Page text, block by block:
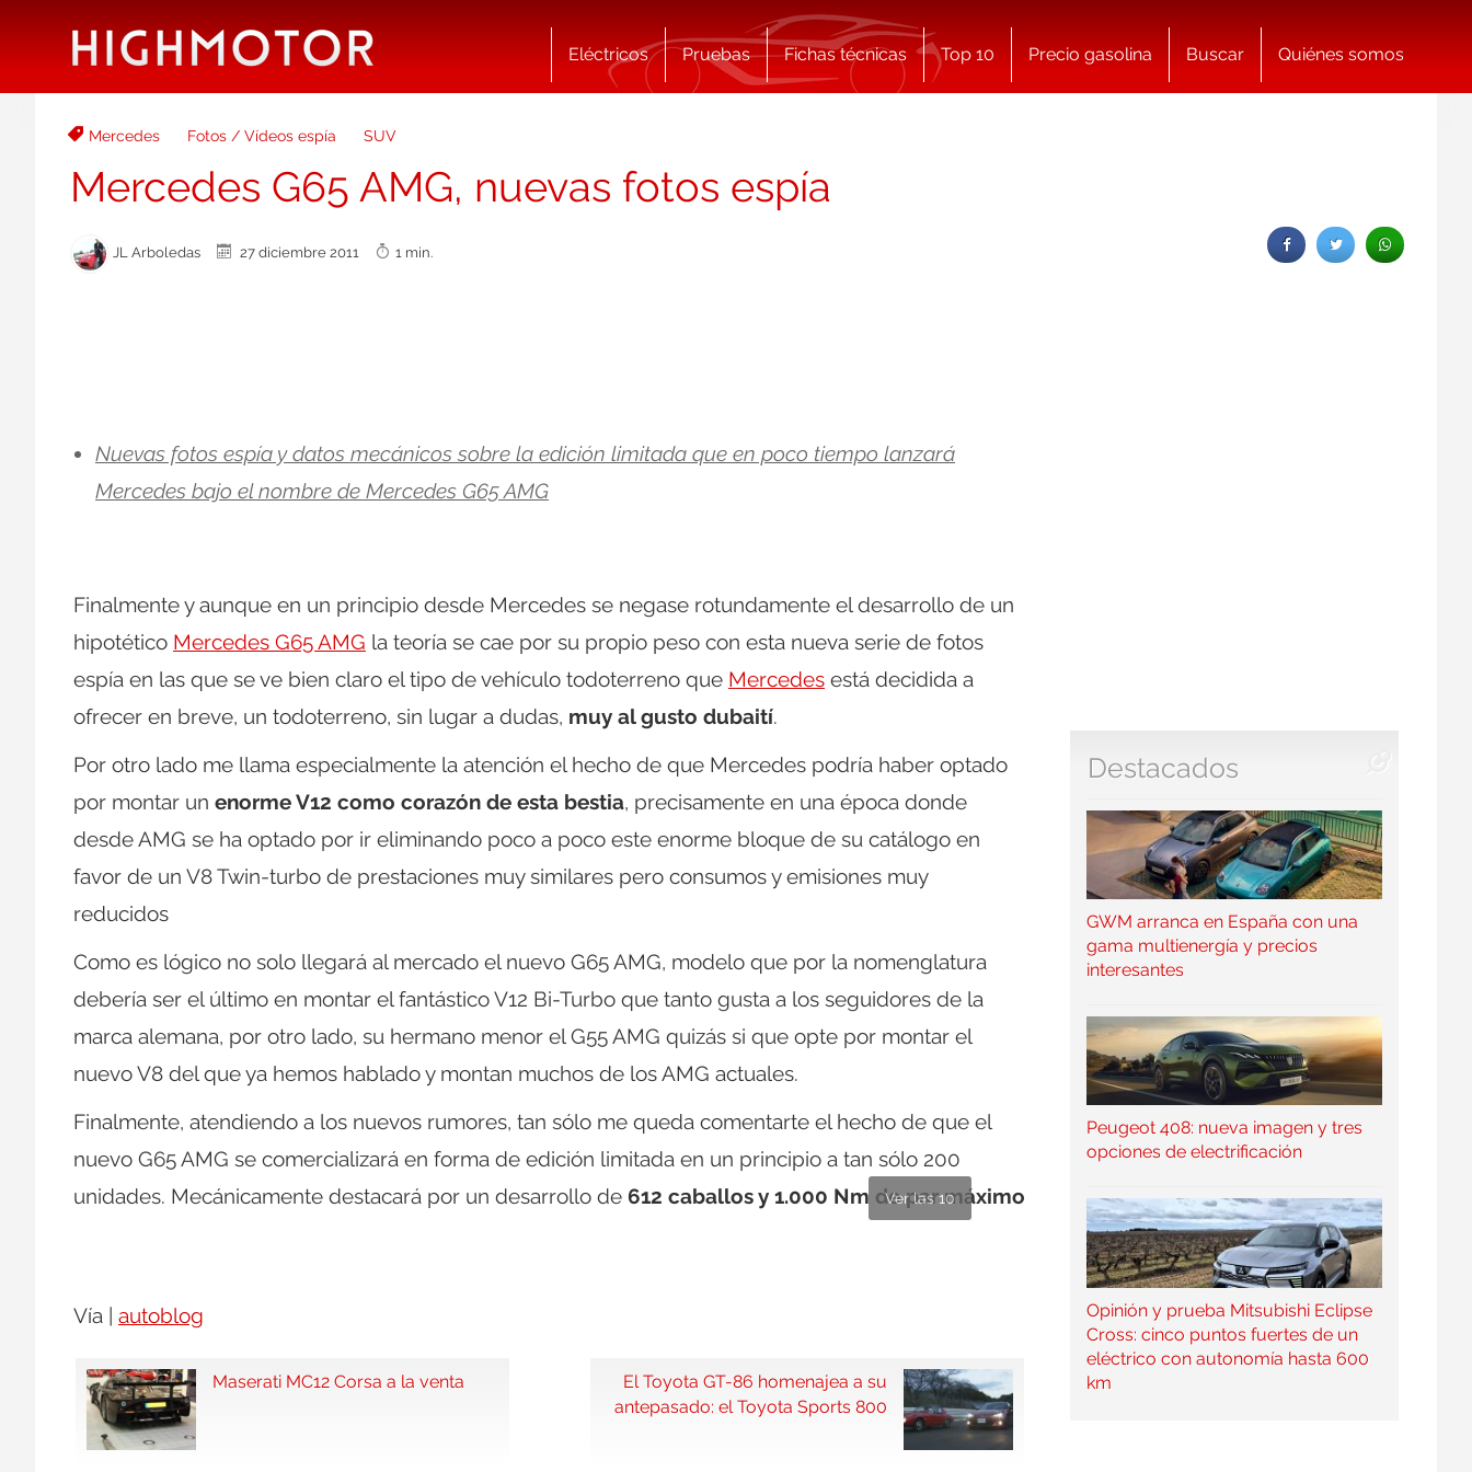
Eléctricos Pruebas Fichas técnicas Top 10 Precio gasolina Buscar Quiénes somos
Mercedes Fotos / Vídeos espía SUV
Mercedes G65 AMG, nuevas fotos espía
JL Arboledas 27 diciembre 2011 1 min.
Nuevas fotos espía y datos mecánicos sobre la edición limitada que en poco tiempo lanzará
Mercedes bajo el nombre de Mercedes G65 AMG
Finalmente y aunque en un principio desde Mercedes se negase rotundamente el desarrollo de un
hipotético Mercedes G65 AMG la teoría se cae por su propio peso con esta nueva serie de fotos
espía en las que se ve bien claro el tipo de vehículo todoterreno que Mercedes está decidida a
ofrecer en breve, un todoterreno, sin lugar a dudas, muy al gusto dubaití.
Por otro lado me llama especialmente la atención el hecho de que Mercedes podría haber optado
por montar un enorme V12 como corazón de esta bestia, precisamente en una época donde
desde AMG se ha optado por ir eliminando poco a poco este enorme bloque de su catálogo en
favor de un V8 Twin-turbo de prestaciones muy similares pero consumos y emisiones muy
reducidos
Como es lógico no solo llegará al mercado el nuevo G65 AMG, modelo que por la nomenglatura
debería ser el último en montar el fantástico V12 Bi-Turbo que tanto gusta a los seguidores de la
marca alemana, por otro lado, su hermano menor el G55 AMG quizás si que opte por montar el
nuevo V8 del que ya hemos hablado y montan muchos de los AMG actuales.
Finalmente, atendiendo a los nuevos rumores, tan sólo me queda comentarte el hecho de que el
nuevo G65 AMG se comercializará en forma de edición limitada en un principio a tan sólo 200
unidades. Mecánicamente destacará por un desarrollo de 612 caballos y 1.000 Nm de par máximo
Ver las 10
Vía | autoblog
Maserati MC12 Corsa a la venta
El Toyota GT-86 homenajea a su
antepasado: el Toyota Sports 800
Destacados
GWM arranca en España con una
gama multienergía y precios
interesantes
Peugeot 408: nueva imagen y tres
opciones de electrificación
Opinión y prueba Mitsubishi Eclipse
Cross: cinco puntos fuertes de un
eléctrico con autonomía hasta 600
km